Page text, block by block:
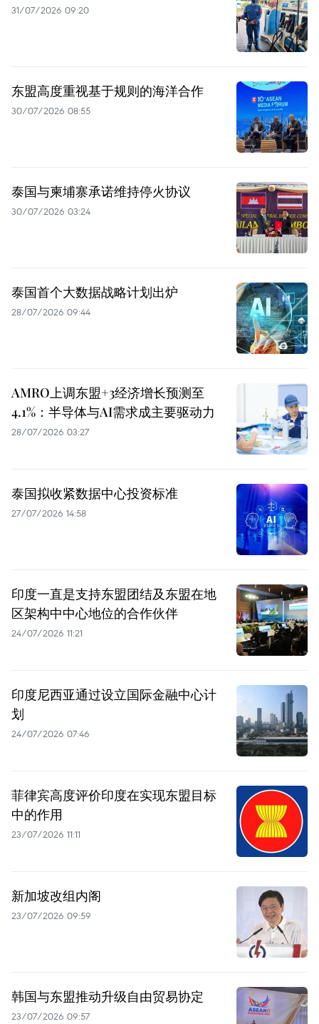
31/07/2026 09:20
东盟高度重视基于规则的海洋合作
30/07/2026 08:55
泰国与柬埔寨承诺维持停火协议
30/07/2026 03:24
泰国首个大数据战略计划出炉
28/07/2026 09:44
AMRO上调东盟+3经济增长预测至
4.1%：半导体与AI需求成主要驱动力
28/07/2026 03:27
泰国拟收紧数据中心投资标准
27/07/2026 14:58
印度一直是支持东盟团结及东盟在地
区架构中中心地位的合作伙伴
24/07/2026 11:21
印度尼西亚通过设立国际金融中心计
划
24/07/2026 07:46
菲律宾高度评价印度在实现东盟目标
中的作用
23/07/2026 11:11
新加坡改组内阁
23/07/2026 09:59
韩国与东盟推动升级自由贸易协定
23/07/2026 09:57